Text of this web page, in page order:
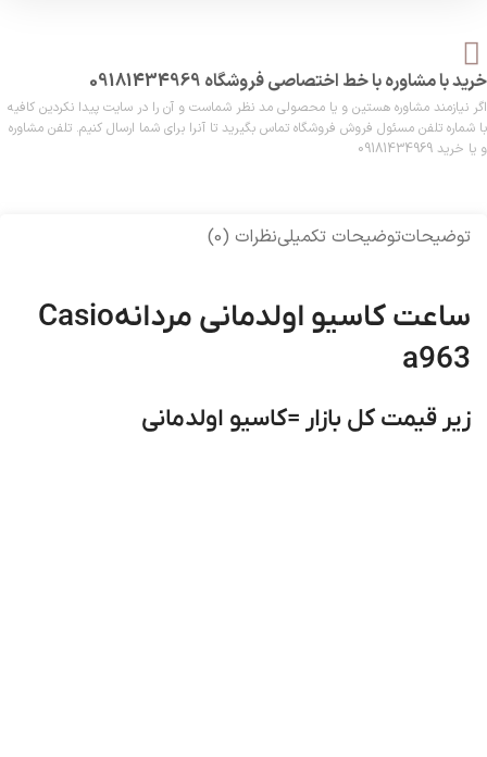
خرید با مشاوره با خط اختصاصی فروشگاه 09181434969
اگر نیازمند مشاوره هستین و یا محصولی مد نظر شماست و آن را در سایت پیدا نکردین کافیه
با شماره تلفن مسئول فروش فروشگاه تماس بگیرید تا آنرا برای شما ارسال کنیم. تلفن مشاوره
و یا خرید 09181434969
توضیحاتتوضیحات تکمیلینظرات (0)
ساعت کاسیو اولدمانی مردانهCasio
a963
زیر قیمت کل بازار =کاسیو اولدمانی